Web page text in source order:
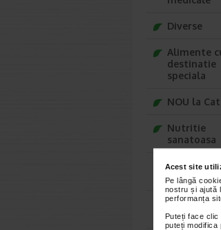
Acest site
Pe lângă
nostru și ajută
performanța
Puteți face
puteți modifica
Diverse
Alimente
destinatie
speciala
NOU la
Nutritie
sanatoasa
Ce Oftapic
potriveste
Adora –
din prima